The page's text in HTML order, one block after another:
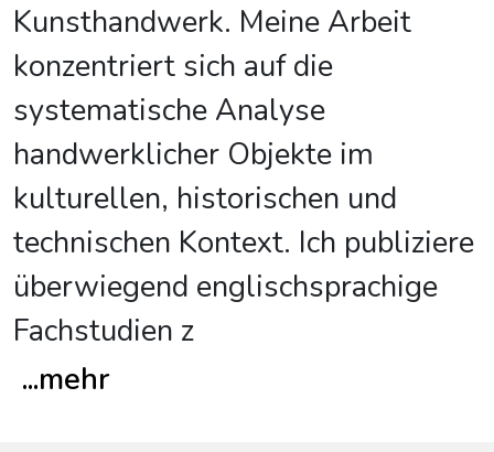
Kunsthandwerk. Meine Arbeit
konzentriert sich auf die
systematische Analyse
handwerklicher Objekte im
kulturellen, historischen und
technischen Kontext. Ich publiziere
überwiegend englischsprachige
Fachstudien z
...mehr